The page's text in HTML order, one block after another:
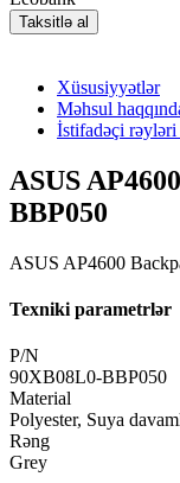
Taksitlə al
Xüsusiyyətlər
Məhsul
İstifadəçi rəyləri
ASUS
BBP050
ASUS AP4600
Texniki parametrlər
P/N
90XB08L0-BBP050
Material
Polyester, Suya
Rəng
Grey